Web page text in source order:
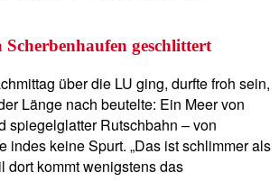
geschlittert
über die LU ging, durfte froh sein,
Länge nach beutelte: Ein Meer von
spiegelglatter Rutschbahn – von
indes keine Spurt. „Das ist schlimmer als
dort kommt wenigstens das